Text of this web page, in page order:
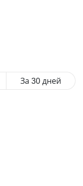
За 30 дней